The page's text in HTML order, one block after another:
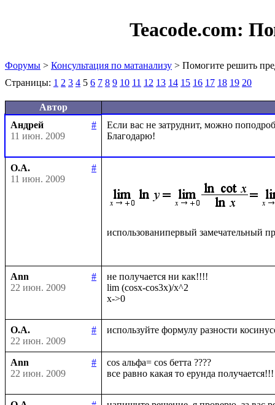
Teacode.com:
Форумы > Консультация по матанализу > Помогите решить
Страницы: 1 2 3 4 5 6 7 8 9 10 11 12 13 14 15 16 17 18 19 20
Автор
Андрей
#
11 июн. 2009
Если вас не затруднит, можно
О.А.
#
11 июн. 2009
использованипервый замечательный
Ann
#
22 июн. 2009
не получается ни как!!!!
lim (cosx-cos3x)/x^2
О.А.
#
22 июн. 2009
Ann
#
22 июн. 2009
cos альфа= cos бетта ????